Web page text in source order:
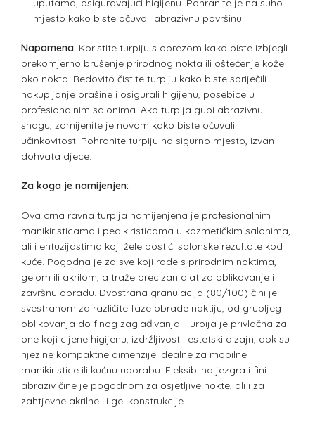
uputama, osiguravajući higijenu. Pohranite je na suho
mjesto kako biste očuvali abrazivnu površinu.
Napomena: Koristite turpiju s oprezom kako biste izbjegli
prekomjerno brušenje prirodnog nokta ili oštećenje kože
oko nokta. Redovito čistite turpiju kako biste spriječili
nakupljanje prašine i osigurali higijenu, posebice u
profesionalnim salonima. Ako turpija gubi abrazivnu
snagu, zamijenite je novom kako biste očuvali
učinkovitost. Pohranite turpiju na sigurno mjesto, izvan
dohvata djece.
Za koga je namijenjen:
Ova crna ravna turpija namijenjena je profesionalnim
manikiristicama i pedikiristicama u kozmetičkim salonima,
ali i entuzijastima koji žele postići salonske rezultate kod
kuće. Pogodna je za sve koji rade s prirodnim noktima,
gelom ili akrilom, a traže precizan alat za oblikovanje i
završnu obradu. Dvostrana granulacija (80/100) čini je
svestranom za različite faze obrade noktiju, od grubljeg
oblikovanja do finog zaglađivanja. Turpija je privlačna za
one koji cijene higijenu, izdržljivost i estetski dizajn, dok su
njezine kompaktne dimenzije idealne za mobilne
manikiristice ili kućnu uporabu. Fleksibilna jezgra i fini
abraziv čine je pogodnom za osjetljive nokte, ali i za
zahtjevne akrilne ili gel konstrukcije.